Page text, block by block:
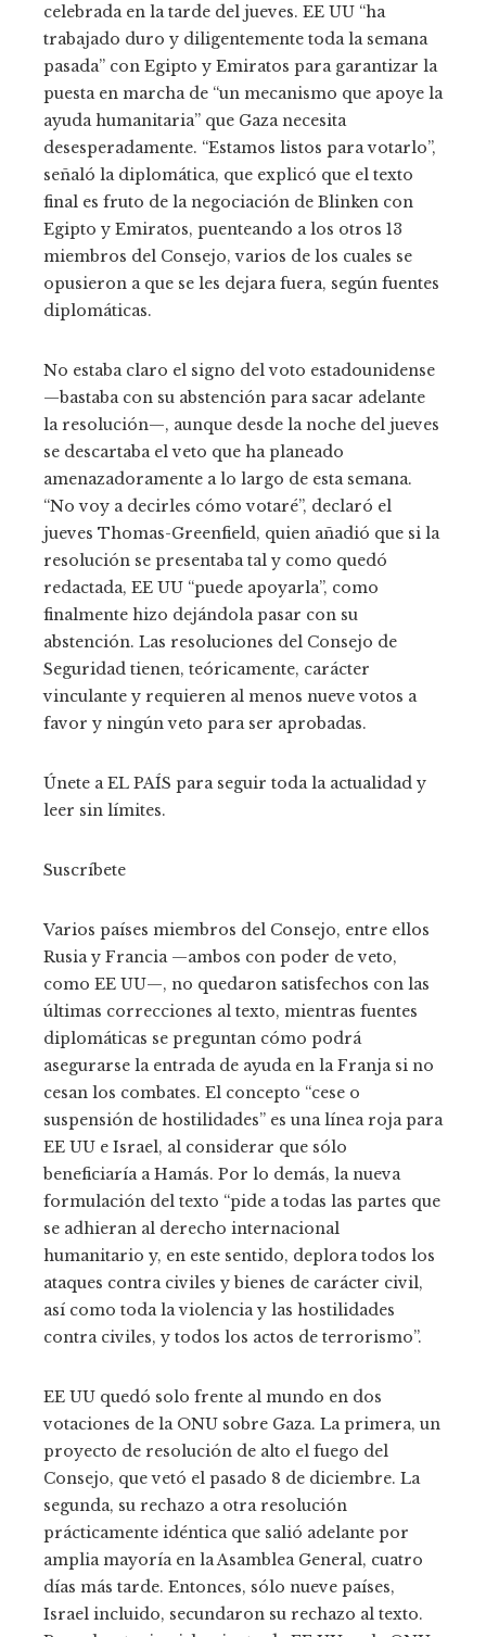
celebrada en la tarde del jueves. EE UU “ha
trabajado duro y diligentemente toda la semana
pasada” con Egipto y Emiratos para garantizar la
puesta en marcha de “un mecanismo que apoye la
ayuda humanitaria” que Gaza necesita
desesperadamente. “Estamos listos para votarlo”,
señaló la diplomática, que explicó que el texto
final es fruto de la negociación de Blinken con
Egipto y Emiratos, puenteando a los otros 13
miembros del Consejo, varios de los cuales se
opusieron a que se les dejara fuera, según fuentes
diplomáticas.
No estaba claro el signo del voto estadounidense
—bastaba con su abstención para sacar adelante
la resolución—, aunque desde la noche del jueves
se descartaba el veto que ha planeado
amenazadoramente a lo largo de esta semana.
“No voy a decirles cómo votaré”, declaró el
jueves Thomas-Greenfield, quien añadió que si la
resolución se presentaba tal y como quedó
redactada, EE UU “puede apoyarla”, como
finalmente hizo dejándola pasar con su
abstención. Las resoluciones del Consejo de
Seguridad tienen, teóricamente, carácter
vinculante y requieren al menos nueve votos a
favor y ningún veto para ser aprobadas.
Únete a EL PAÍS para seguir toda la actualidad y
leer sin límites.
Suscríbete
Varios países miembros del Consejo, entre ellos
Rusia y Francia —ambos con poder de veto,
como EE UU—, no quedaron satisfechos con las
últimas correcciones al texto, mientras fuentes
diplomáticas se preguntan cómo podrá
asegurarse la entrada de ayuda en la Franja si no
cesan los combates. El concepto “cese o
suspensión de hostilidades” es una línea roja para
EE UU e Israel, al considerar que sólo
beneficiaría a Hamás. Por lo demás, la nueva
formulación del texto “pide a todas las partes que
se adhieran al derecho internacional
humanitario y, en este sentido, deplora todos los
ataques contra civiles y bienes de carácter civil,
así como toda la violencia y las hostilidades
contra civiles, y todos los actos de terrorismo”.
EE UU quedó solo frente al mundo en dos
votaciones de la ONU sobre Gaza. La primera, un
proyecto de resolución de alto el fuego del
Consejo, que vetó el pasado 8 de diciembre. La
segunda, su rechazo a otra resolución
prácticamente idéntica que salió adelante por
amplia mayoría en la Asamblea General, cuatro
días más tarde. Entonces, sólo nueve países,
Israel incluido, secundaron su rechazo al texto.